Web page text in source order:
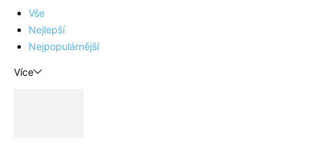
Vše
Nejlepší
Nejpopulárnější
Více